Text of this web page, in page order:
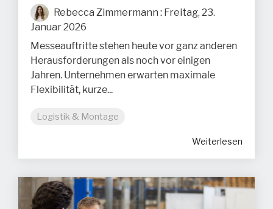
Rebecca Zimmermann : Freitag, 23.
Januar 2026
Messeauftritte stehen heute vor ganz anderen
Herausforderungen als noch vor einigen
Jahren. Unternehmen erwarten maximale
Flexibilität, kurze...
Logistik & Montage
Weiterlesen